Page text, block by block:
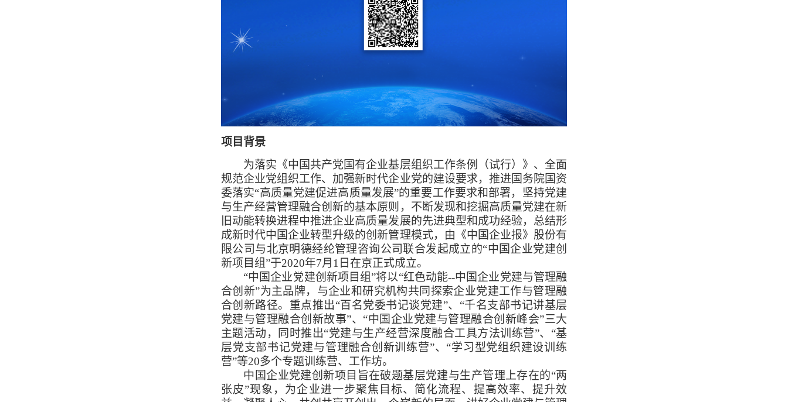
项目背景
为落实《中国共产党国有企业基层组织工作条例（试行）》、全面
规范企业党组织工作、加强新时代企业党的建设要求，推进国务院国资
委落实“高质量党建促进高质量发展”的重要工作要求和部署，坚持党建
与生产经营管理融合创新的基本原则，不断发现和挖掘高质量党建在新
旧动能转换进程中推进企业高质量发展的先进典型和成功经验，总结形
成新时代中国企业转型升级的创新管理模式，由《中国企业报》股份有
限公司与北京明德经纶管理咨询公司联合发起成立的“中国企业党建创
新项目组”于2020年7月1日在京正式成立。
“中国企业党建创新项目组”将以“红色动能--中国企业党建与管理融
合创新”为主品牌，与企业和研究机构共同探索企业党建工作与管理融
合创新路径。重点推出“百名党委书记谈党建”、“千名支部书记讲基层
党建与管理融合创新故事”、“中国企业党建与管理融合创新峰会”三大
主题活动，同时推出“党建与生产经营深度融合工具方法训练营”、“基
层党支部书记党建与管理融合创新训练营”、“学习型党组织建设训练
营”等20多个专题训练营、工作坊。
中国企业党建创新项目旨在破题基层党建与生产管理上存在的“两
张皮”现象，为企业进一步聚焦目标、简化流程、提高效率、提升效